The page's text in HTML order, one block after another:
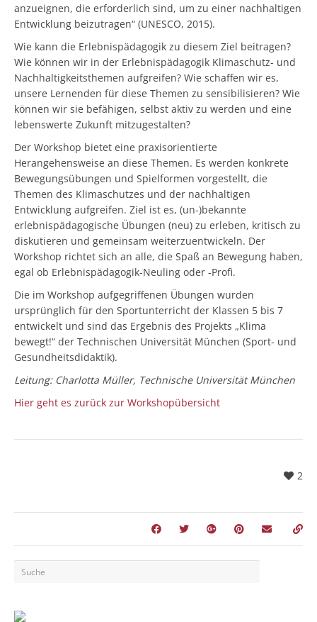
anzueignen, die erforderlich sind, um zu einer nachhaltigen
Entwicklung beizutragen“ (UNESCO, 2015).
Wie kann die Erlebnispädagogik zu diesem Ziel beitragen?
Wie können wir in der Erlebnispädagogik Klimaschutz- und
Nachhaltigkeitsthemen aufgreifen? Wie schaffen wir es,
unsere Lernenden für diese Themen zu sensibilisieren? Wie
können wir sie befähigen, selbst aktiv zu werden und eine
lebenswerte Zukunft mitzugestalten?
Der Workshop bietet eine praxisorientierte
Herangehensweise an diese Themen. Es werden konkrete
Bewegungsübungen und Spielformen vorgestellt, die
Themen des Klimaschutzes und der nachhaltigen
Entwicklung aufgreifen. Ziel ist es, (un-)bekannte
erlebnispädagogische Übungen (neu) zu erleben, kritisch zu
diskutieren und gemeinsam weiterzuentwickeln. Der
Workshop richtet sich an alle, die Spaß an Bewegung haben,
egal ob Erlebnispädagogik-Neuling oder -Profi.
Die im Workshop aufgegriffenen Übungen wurden
ursprünglich für den Sportunterricht der Klassen 5 bis 7
entwickelt und sind das Ergebnis des Projekts „Klima
bewegt!“ der Technischen Universität München (Sport- und
Gesundheitsdidaktik).
Leitung: Charlotta Müller, Technische Universität München
Hier geht es zurück zur Workshopübersicht
2